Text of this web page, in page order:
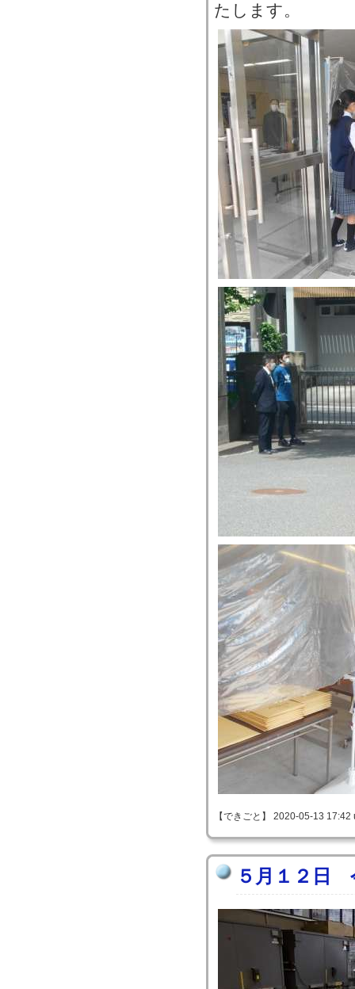
たします。
【できごと】 2020-05-13
５月１２日